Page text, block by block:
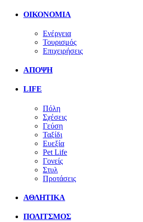
ΟΙΚΟΝΟΜΙΑ
Ενέργεια
Τουρισμός
Επιχειρήσεις
ΑΠΟΨΗ
LIFE
Πόλη
Σχέσεις
Γεύση
Ταξίδι
Ευεξία
Pet Life
Γονείς
Στυλ
Προτάσεις
ΑΘΛΗΤΙΚΑ
ΠΟΛΙΤΣΜΟΣ